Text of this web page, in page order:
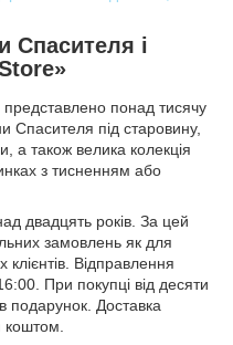
Спасителя і
понад тисячу
Спасителя під старовину,
а також велика колекція
з тисненням або
двадцять років. За цей
замовлень як для
клієнтів. Відправлення
При покупці від десяти
подарунок. Доставка
коштом.